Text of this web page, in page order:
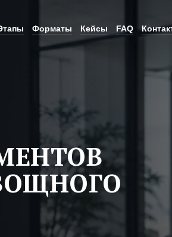
Форматы Кейсы FAQ